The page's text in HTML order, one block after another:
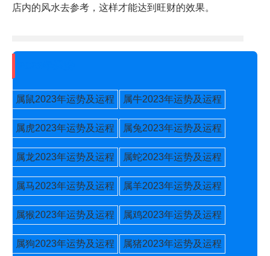
店内的风水去参考，这样才能达到旺财的效果。
属鼠2023年运势及运程 属牛2023年运势及运程
属虎2023年运势及运程 属兔2023年运势及运程
属龙2023年运势及运程 属蛇2023年运势及运程
属马2023年运势及运程 属羊2023年运势及运程
属猴2023年运势及运程 属鸡2023年运势及运程
属狗2023年运势及运程 属猪2023年运势及运程